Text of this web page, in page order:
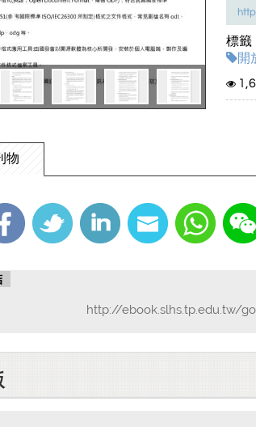
標籤
開
物
http://ebook.slhs.tp.edu.tw/